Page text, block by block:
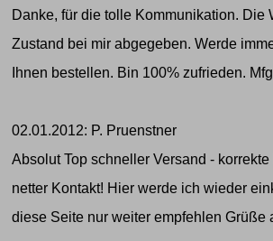
Danke, für die tolle Kommunikation. Die
Zustand bei mir abgegeben. Werde
Ihnen bestellen. Bin 100% zufrieden. Mfg
02.01.2012: P. Pruenstner
Absolut Top schneller Versand -
netter Kontakt! Hier werde ich wieder
diese Seite nur weiter empfehlen Grüße